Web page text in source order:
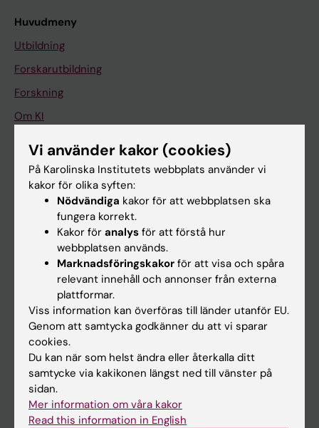
Huvudmeny
Utbildning
Forskarutbildning
Forskning
Om KI
På gång
Nyheter
Kalender
Schema
Studentmejlen
Kurs- och programwebbar
Student på KI
Vi använder kakor (cookies)
På Karolinska Institutets webbplats använder vi
kakor för olika syften:
Nödvändiga kakor för att webbplatsen ska
fungera korrekt.
Kakor för analys för att förstå hur
webbplatsen används.
Marknadsföringskakor för att visa och spåra
relevant innehåll och annonser från externa
plattformar.
Viss information kan överföras till länder utanför EU.
Genom att samtycka godkänner du att vi sparar
cookies.
Du kan när som helst ändra eller återkalla ditt
samtycke via kakikonen längst ned till vänster på
sidan.
Mer information om våra kakor
Read this information in English